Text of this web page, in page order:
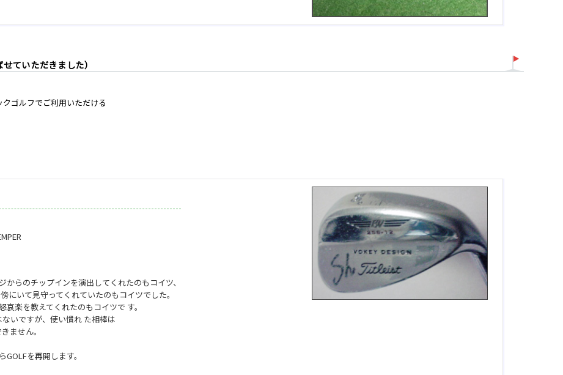
ていただきました）
ゴルフでご利用いただける
らのチップインを演出してくれたのもコイツ、
いて見守ってくれていたのもコイツでした。
楽を教えてくれたのもコイツで す。
いですが、使い慣れ た相棒は
ません。
を再開します。